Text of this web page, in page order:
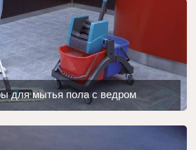
для мытья пола с ведром